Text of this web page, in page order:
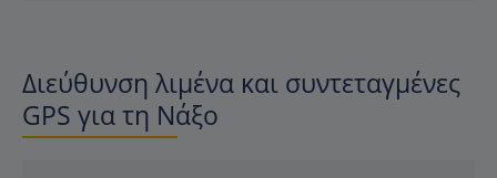
Διεύθυνση λιμένα και συντεταγμένες
GPS για τη Νάξο